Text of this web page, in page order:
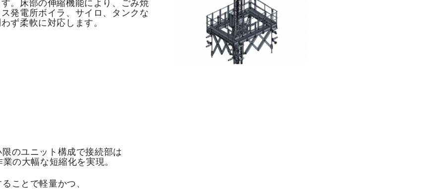
発電所ボイラ、サイロ、タンクな
ず柔軟に対応します。
のユニット構成で接続部は
大幅な短縮化を実現。
ことで軽量かつ、